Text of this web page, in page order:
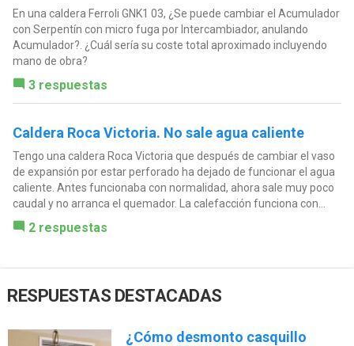
En una caldera Ferroli GNK1 03, ¿Se puede cambiar el Acumulador
con Serpentín con micro fuga por Intercambiador, anulando
Acumulador?. ¿Cuál sería su coste total aproximado incluyendo
mano de obra?
3 respuestas
Caldera Roca Victoria. No sale agua caliente
Tengo una caldera Roca Victoria que después de cambiar el vaso
de expansión por estar perforado ha dejado de funcionar el agua
caliente. Antes funcionaba con normalidad, ahora sale muy poco
caudal y no arranca el quemador. La calefacción funciona con...
2 respuestas
RESPUESTAS DESTACADAS
¿Cómo desmonto casquillo